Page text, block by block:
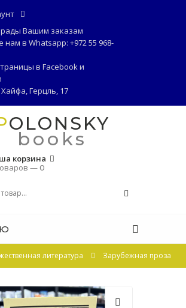
Вашим заказам
нам в Whatsapp: +972 55 968-
в Facebookи
Герцль, 17
POLONSKY
books
корзина
—0
литература Зарубежная проза